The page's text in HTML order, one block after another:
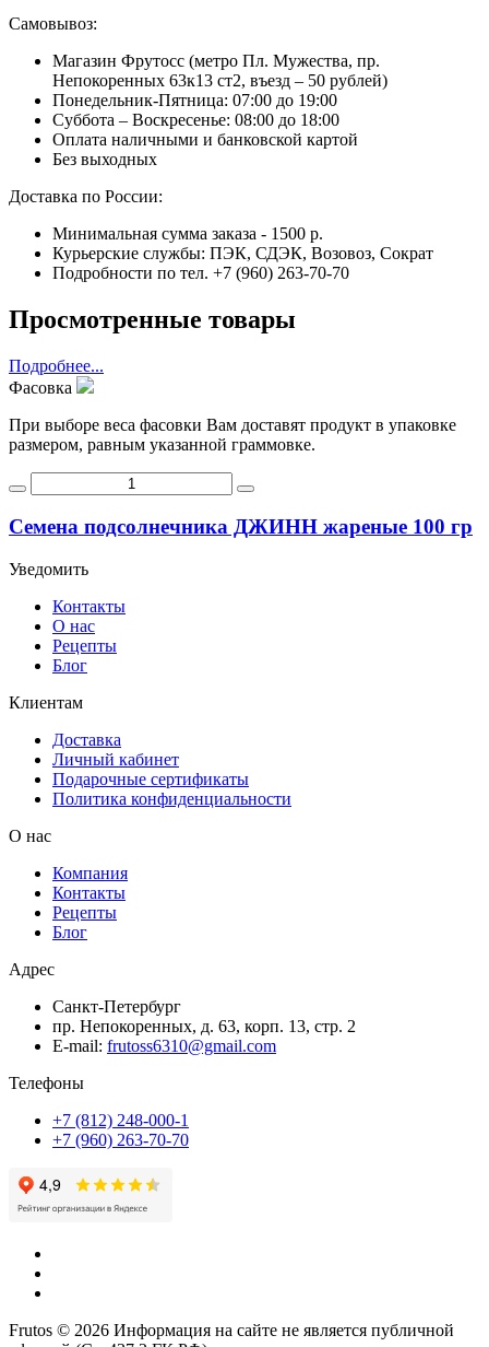
Самовывоз:
Магазин Фрутосс (метро Пл. Мужества, пр.
Непокоренных 63к13 ст2, въезд – 50 рублей)
Понедельник-Пятница: 07:00 до 19:00
Суббота – Воскресенье: 08:00 до 18:00
Оплата наличными и банковской картой
Без выходных
Доставка по России:
Минимальная сумма заказа - 1500 р.
Курьерские службы: ПЭК, СДЭК, Возовоз, Сократ
Подробности по тел. +7 (960) 263-70-70
Просмотренные товары
Подробнее...
Фасовка
При выборе веса фасовки Вам доставят продукт в упаковке
размером, равным указанной граммовке.
Семена подсолнечника ДЖИНН жареные 100 гр
Уведомить
Контакты
О нас
Рецепты
Блог
Клиентам
Доставка
Личный кабинет
Подарочные сертификаты
Политика конфиденциальности
О нас
Компания
Контакты
Рецепты
Блог
Адрес
Санкт-Петербург
пр. Непокоренных, д. 63, корп. 13, стр. 2
E-mail: frutoss6310@gmail.com
Телефоны
+7 (812) 248-000-1
+7 (960) 263-70-70
Frutos © 2026 Информация на сайте не является публичной